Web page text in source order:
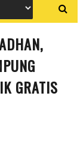
GRATIS